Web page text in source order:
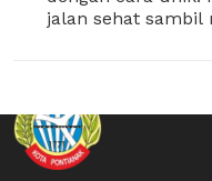
jalan sehat sambil
bersama, tetapi
masyarakat peduli
kebersihan
“Jadi warga tidak